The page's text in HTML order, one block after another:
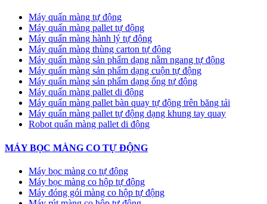
Máy quấn màng tự động
​Máy quấn màng pallet tự động
Máy quấn màng hành lý tự động
Máy quấn màng thùng carton tự động
Máy quấn màng sản phẩm dạng nằm ngang tự động
Máy quấn màng sản phẩm dạng cuộn tự động
Máy quấn màng sản phẩm dạng ống tự động
Máy quấn màng pallet di động
Máy quấn màng pallet bàn quay tự động trên băng tải
Máy quấn màng pallet tự động dạng khung tay quay
Robot quấn màng pallet di động
MÁY BỌC MÀNG CO TỰ ĐỘNG
Máy bọc màng co tự động
Máy bọc màng co hộp tự động
Máy đóng gói màng co hộp tự động